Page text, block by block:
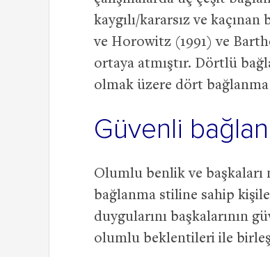
kaygılı/kararsız ve
ve Horowitz (1991) ve
ortaya atmıştır. Dörtlü
olmak üzere dört bağlanma
Güvenli
Olumlu benlik ve
bağlanma stiline sahip
duygularını başkalarının
olumlu beklentileri ile